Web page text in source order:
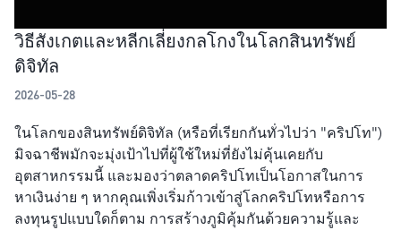
วิธีสังเกตและหลีกเลี่ยงกลโกงในโลกสินทรัพย์
ดิจิทัล
2026-05-28
ในโลกของสินทรัพย์ดิจิทัล (หรือที่เรียกกันทั่วไปว่า "คริปโท")
มิจฉาชีพมักจะมุ่งเป้าไปที่ผู้ใช้ใหม่ที่ยังไม่คุ้นเคยกับ
อุตสาหกรรมนี้ และมองว่าตลาดคริปโทเป็นโอกาสในการ
หาเงินง่าย ๆ หากคุณเพิ่งเริ่มก้าวเข้าสู่โลกคริปโทหรือการ
ลงทุนรูปแบบใดก็ตาม การสร้างภูมิคุ้มกันด้วยความรู้และ